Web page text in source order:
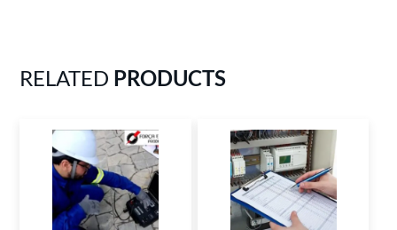
RELATED PRODUCTS